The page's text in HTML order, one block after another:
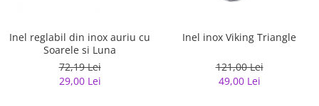
Inel reglabil din inox auriu cu
Soarele si Luna
72,19 Lei
29,00 Lei
Inel inox Viking Triangle
121,00 Lei
49,00 Lei